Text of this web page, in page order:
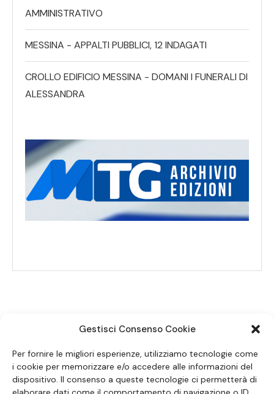
Gestisci Consenso Cookie
Per fornire le migliori esperienze, utilizziamo tecnologie come
i cookie per memorizzare e/o accedere alle informazioni del
dispositivo. Il consenso a queste tecnologie ci permetterà di
AMMINISTRATIVO
MESSINA - APPALTI PUBBLICI, 12 INDAGATI
CROLLO EDIFICIO MESSINA - DOMANI I FUNERALI DI
ALESSANDRA
SEGUICI SUI SOCIAL